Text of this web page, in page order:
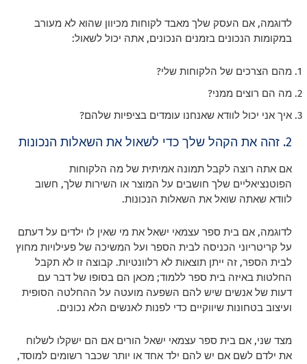
לדוגמה, אם העסק שלך מאבד לקוחות מכיוון שהוא לא מעורב
במקומות הנכונים בזמנים הנכונים, אתה יכול לשאול:
מהם הצרכים של הלקוחות שלי?
מה הם רוצים ממני?
איך אני יכול לוודא שאנחנו עומדים בציפיות שלהם?
2. זהה את הקהל שלך כדי לשאול את השאלות הנכונות
אם אתה רוצה לקבל תמונה אמיתית של מה הלקוחות
הפוטנציאליים שלך חושבים על המוצר או השירות שלך, חשוב
לוודא שאתה שואל את השאלות הנכונות.
לדוגמה, אם בית ספר עצמאי ישאל את מי שאין לו ילדים על דעתם
על קריטריוני הכניסה לבית הספר ועל המשיכה של פעילויות מחוץ
לבית הספר, זה ייתן תוצאות לא רלוונטיות. קבוצה זו לא תקבל
החלטות באיזה בית ספר ללמוד; מכאן הם בסופו של דבר עם
דעות של אנשים שיש להם השפעה מועטה על ההחלטה הסופית
ועיצוב בטחונות שיווקיים כדי לפנות לאנשים הלא נכונים.
מצד שני, אם בית ספר עצמאי ישאל הורים אם הם ישקלו לשלוח
את ילדם לשם אם יש להם ילד אחד או יותר שכבר רשומים למוסד,